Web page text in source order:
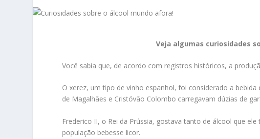
Veja algumas curiosidades
Você sabia que, de acordo com registros históricos, a
O xerez, um tipo de vinho espanhol, foi considerado a
de Magalhães e Cristóvão Colombo carregavam dúzias de
Frederico II, o Rei da Prússia, gostava tanto de álcool que
população bebesse licor.